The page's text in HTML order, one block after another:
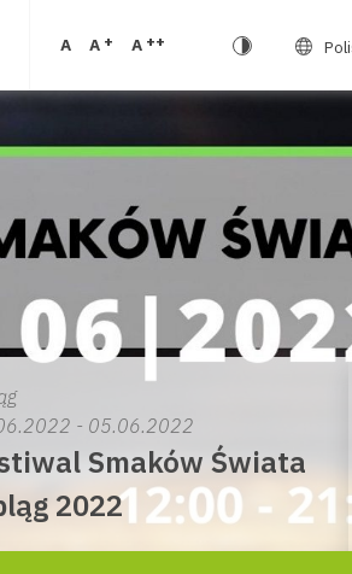
A A + A ++
- 05.06.2022
Smaków Świata
2022